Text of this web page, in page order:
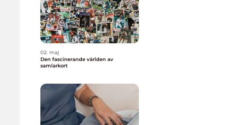
02. maj
Den fascinerande världen av
samlarkort